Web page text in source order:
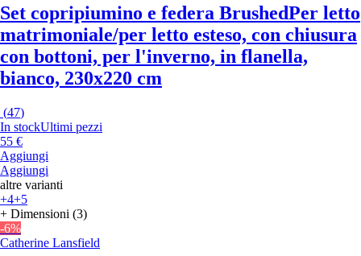
Set copripiumino e federa BrushedPer letto
matrimoniale/per letto esteso, con chiusura
con bottoni, per l'inverno, in flanella,
bianco, 230x220 cm
(47)
In stockUltimi pezzi
55 €
Aggiungi
Aggiungi
altre varianti
+4+5
+ Dimensioni (3)
-6%
Catherine Lansfield